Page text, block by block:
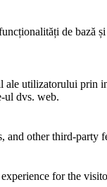
de bază
ale utilizatorului prin
ul dvs. web.
and other third-party
for the